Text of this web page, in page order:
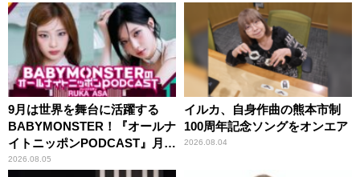
9月は世界を舞台に活躍する
BABYMONSTER！『オールナ
イトニッポンPODCAST』月替
わりパーソナリティ
2026.08.05
イルカ、自身作曲の熊本市制
100周年記念ソングをオンエア
2026.08.04